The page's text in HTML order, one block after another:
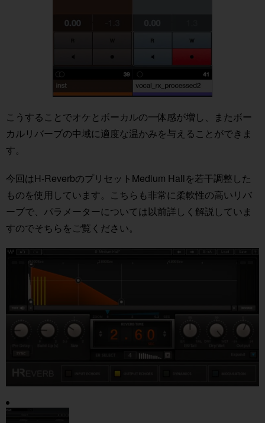
こうすることでオケとボーカルの一体感が増し、またボー
カルリバーブの中域に適度な温かみを与えることができま
す。
今回はH-ReverbのプリセットMedium Hallを若干調整した
ものを使用しています。こちらも非常に柔軟性の高いリバ
ーブで、パラメーターについては以前詳しく解説していま
すのでそちらをご覧ください。